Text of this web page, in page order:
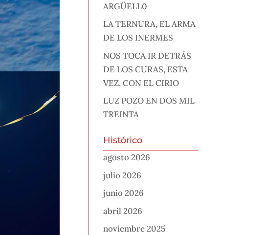
ARGÜELL0
LA TERNURA, EL ARMA
DE LOS INERMES
NOS TOCA IR DETRÁS
DE LOS CURAS, ESTA
VEZ, CON EL CIRIO
LUZ POZO EN DOS MIL
TREINTA
Histórico
agosto 2026
julio 2026
junio 2026
abril 2026
noviembre 2025